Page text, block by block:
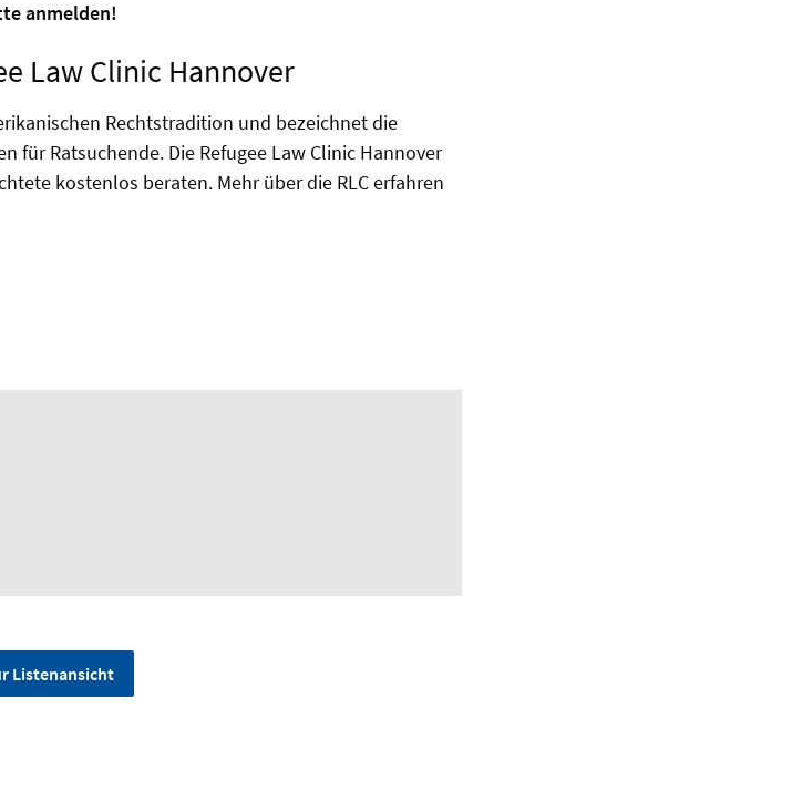
anmelden!
Law Clinic Hannover
Rechtstradition und bezeichnet die
für Ratsuchende. Die Refugee Law Clinic Hannover
kostenlos beraten. Mehr über die RLC erfahren
Listenansicht